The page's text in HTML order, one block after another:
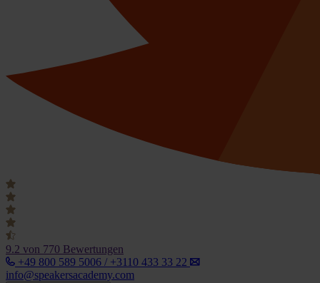
9.2 von 770 Bewertungen
+49 800 589 5006 / +3110 433 33 22
info@speakersacademy.com